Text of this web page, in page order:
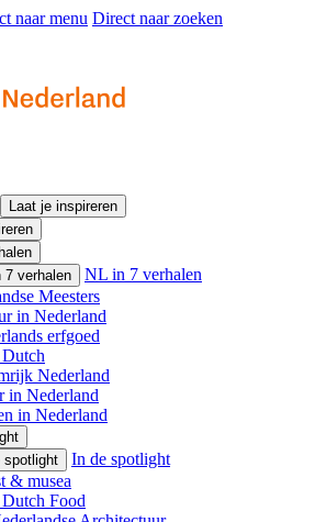
naar menu Direct naar zoeken
Laat je inspireren
7 verhalen
NL in 7 verhalen
Meesters
in Nederland
erfgoed
Nederland
in Nederland
in Nederland
spotlight
In de spotlight
& musea
Food